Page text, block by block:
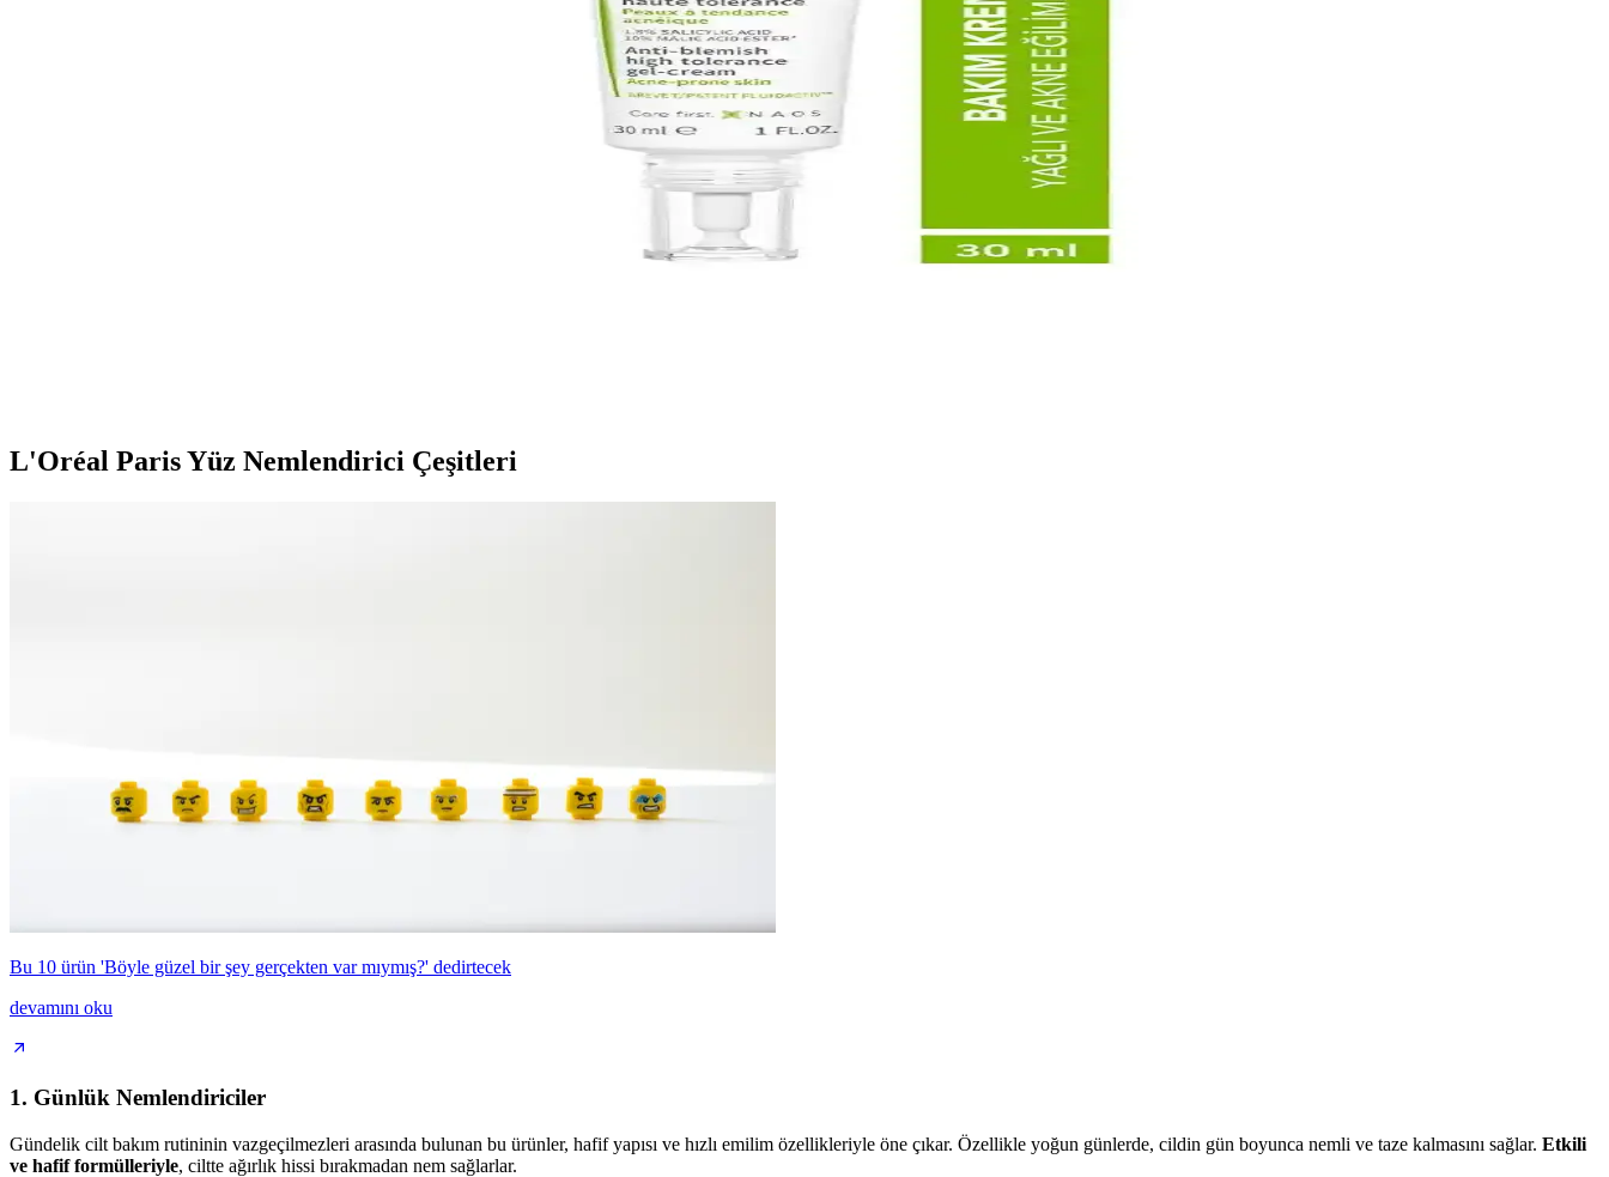
Cilt jelleri, akneye yatkın ciltlerde sebum kontrolü ve gözenek temizliği sağlar. Doğru ürün seçimi ve düzenli kullanım, sağlıklı ve dengeli cilt görünümüne ulaşmada önemli rol oynar.
Akne ve Siyah Nokta Sorunlarına Yönelik Yüz Temizleyici Seçimi ve Kullanımı Rehberi
Akne ve siyah nokta sorunlarına uygun yüz temizleyicilerin özellikleri, içerikleri ve seçim ipuçlarıyla cilt sağlığınızı koruyun ve sorunlarınızı azaltın.
Allerjik Ciltler İçin Bepanthol Krem: Cilt Bariyerini Güçlendiren ve Rahatlatıcı Etkiler
Bepanthol krem, panthenol içeriğiyle allerjik ciltlerde tahrişi hafifletir, nem sağlar ve cilt bariyerini güçlendirir. Kullanımıyla kızarıklık ve kaşıntıya karşı etkili destek sunar.
Dr.C.Tuna Çay Ağacı Yağlı Sos Serumu: Çok Yönlü Doğal Cilt ve Saç Bakım Ürünü
L'Oréal Paris Yüz Nemlendirici Çeşitleri
Bu 10 ürün 'Böyle güzel bir şey gerçekten var mıymış?' dedirtecek
devamını oku
1. Günlük Nemlendiriciler
Gündelik cilt bakım rutininin vazgeçilmezleri arasında bulunan bu ürünler, hafif yapısı ve hızlı emilim özellikleriyle öne çıkar. Özellikle yoğun günlerde, cildin gün boyunca nemli ve taze kalmasını sağlar. Etkili
ve hafif formülleriyle, ciltte ağırlık hissi bırakmadan nem sağlarlar.